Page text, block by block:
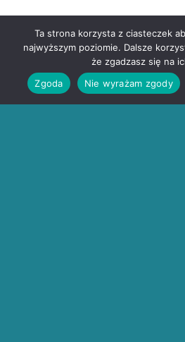
Ta strona korzysta z ciasteczek
najwyższym poziomie. Dalsze
że zgadzasz się na
Zgoda
Nie wyrażam zgody